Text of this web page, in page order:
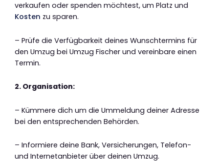
verkaufen oder spenden möchtest, um Platz und
Kosten zu sparen.
– Prüfe die Verfügbarkeit deines Wunschtermins für
den Umzug bei Umzug Fischer und vereinbare einen
Termin.
2. Organisation:
– Kümmere dich um die Ummeldung deiner Adresse
bei den entsprechenden Behörden.
– Informiere deine Bank, Versicherungen, Telefon-
und Internetanbieter über deinen Umzug.